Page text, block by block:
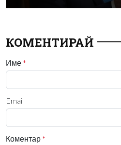
КОМЕНТИРАЙ
Име *
Email
Коментар *